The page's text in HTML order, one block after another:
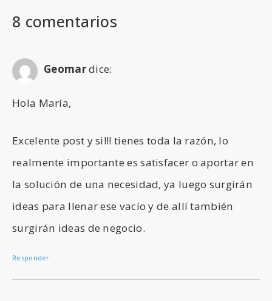
8 comentarios
Geomardice:
Hola María,
Excelente post y si!!! tienes toda la razón, lo
realmente importante es satisfacer o aportar en
la solución de una necesidad, ya luego surgirán
ideas para llenar ese vacío y de allí también
surgirán ideas de negocio.
Responder